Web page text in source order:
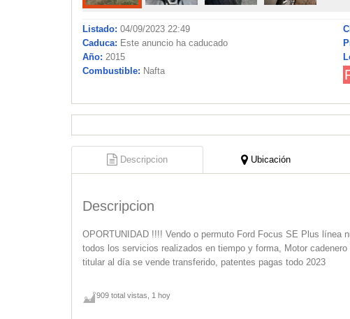
Listado: 04/09/2023 22:49
Caduca: Este anuncio ha caducado
Año: 2015
Combustible: Nafta
Descripcion Ubicación
Descripcion
OPORTUNIDAD !!!! Vendo o permuto Ford Focus SE Plus línea
todos los servicios realizados en tiempo y forma, Motor
titular al día se vende transferido, patentes pagas todo 2023
909 total vistas, 1 hoy